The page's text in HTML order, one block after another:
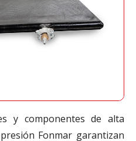
y componentes de alta
Fonmar garantizan